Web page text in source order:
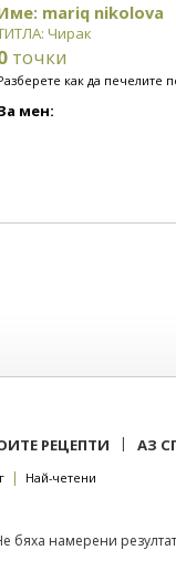
mariq nikolova
Чирак
точки
как да печелите
мен:
РЕЦЕПТИ | АЗ
| Най-четени
бяха намерени